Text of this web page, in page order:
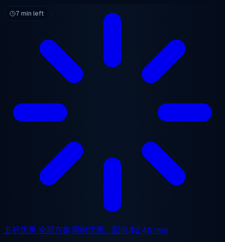
跳至主要内容
五折优惠 全部方案,限时优惠。起价$2.48/mo
7 min left